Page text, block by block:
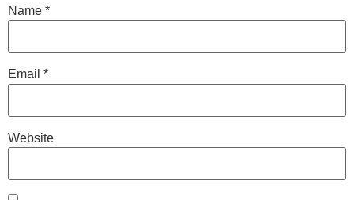
Name *
Email *
Website